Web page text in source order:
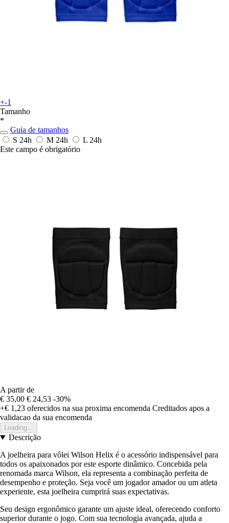
+-1
Tamanho
*
Guia de tamanhos
S 24h M 24h L 24h
Este campo é obrigatório
A partir de
€ 35,00 € 24,53 -30%
+€ 1,23 oferecidos na sua proxima encomenda Creditados apos a
validacao da sua encomenda
Loading...
Descrição
A joelheira para vôlei Wilson Helix é o acessório indispensável para
todos os apaixonados por este esporte dinâmico. Concebida pela
renomada marca Wilson, ela representa a combinação perfeita de
desempenho e proteção. Seja você um jogador amador ou um atleta
experiente, esta joelheira cumprirá suas expectativas.
Seu design ergonômico garante um ajuste ideal, oferecendo conforto
superior durante o jogo. Com sua tecnologia avançada, ajuda a